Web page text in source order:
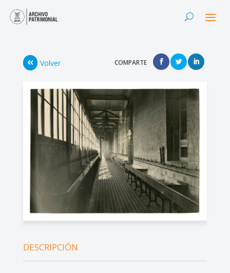
Volver COMPARTE
DESCRIPCIÓN